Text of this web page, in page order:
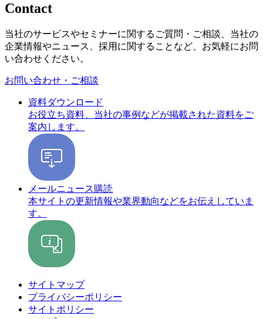
Contact
当社のサービスやセミナーに関するご質問・ご相談、当社の
企業情報やニュース、採用に関することなど、お気軽にお問
い合わせください。
お問い合わせ・ご相談
資料ダウンロード
お役立ち資料、当社の事例などが掲載された資料をご
案内します。
メールニュース購読
本サイトの更新情報や業界動向などをお伝えしていま
す。
サイトマップ
プライバシーポリシー
サイトポリシー